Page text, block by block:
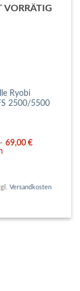
VORRÄTIG
Ryobi
2500/5500
69,00€
Versandkosten